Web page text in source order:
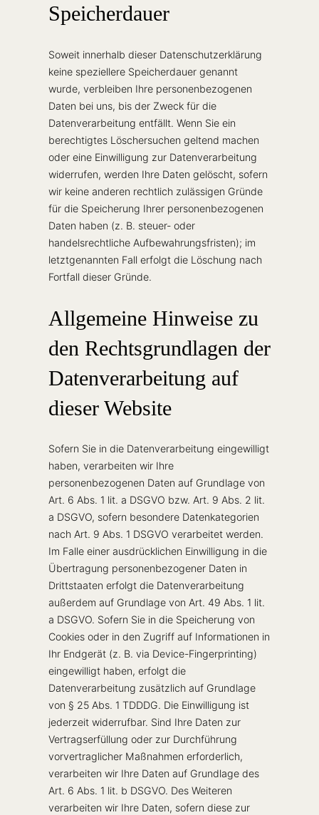
Speicherdauer
Soweit innerhalb dieser Datenschutzerklärung
keine speziellere Speicherdauer genannt
wurde, verbleiben Ihre personenbezogenen
Daten bei uns, bis der Zweck für die
Datenverarbeitung entfällt. Wenn Sie ein
berechtigtes Löschersuchen geltend machen
oder eine Einwilligung zur Datenverarbeitung
widerrufen, werden Ihre Daten gelöscht, sofern
wir keine anderen rechtlich zulässigen Gründe
für die Speicherung Ihrer personenbezogenen
Daten haben (z. B. steuer- oder
handelsrechtliche Aufbewahrungsfristen); im
letztgenannten Fall erfolgt die Löschung nach
Fortfall dieser Gründe.
Allgemeine Hinweise zu
den Rechtsgrundlagen der
Datenverarbeitung auf
dieser Website
Sofern Sie in die Datenverarbeitung eingewilligt
haben, verarbeiten wir Ihre
personenbezogenen Daten auf Grundlage von
Art. 6 Abs. 1 lit. a DSGVO bzw. Art. 9 Abs. 2 lit.
a DSGVO, sofern besondere Datenkategorien
nach Art. 9 Abs. 1 DSGVO verarbeitet werden.
Im Falle einer ausdrücklichen Einwilligung in die
Übertragung personenbezogener Daten in
Drittstaaten erfolgt die Datenverarbeitung
außerdem auf Grundlage von Art. 49 Abs. 1 lit.
a DSGVO. Sofern Sie in die Speicherung von
Cookies oder in den Zugriff auf Informationen in
Ihr Endgerät (z. B. via Device-Fingerprinting)
eingewilligt haben, erfolgt die
Datenverarbeitung zusätzlich auf Grundlage
von § 25 Abs. 1 TDDDG. Die Einwilligung ist
jederzeit widerrufbar. Sind Ihre Daten zur
Vertragserfüllung oder zur Durchführung
vorvertraglicher Maßnahmen erforderlich,
verarbeiten wir Ihre Daten auf Grundlage des
Art. 6 Abs. 1 lit. b DSGVO. Des Weiteren
verarbeiten wir Ihre Daten, sofern diese zur